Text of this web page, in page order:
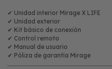
✔ Unidad interior Mirage X LIFE
✔ Unidad exterior
✔ Kit básico de conexión
✔ Control remoto
✔ Manual de usuario
✔ Póliza de garantía Mirage